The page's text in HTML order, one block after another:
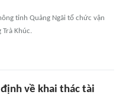
tỉnh Quảng Ngãi tổ chức vận
Khúc.
về khai thác tài